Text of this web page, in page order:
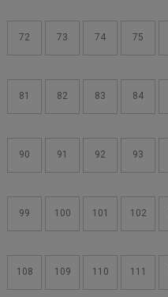
72 73 74 75
81 82 83 84
90 91 92 93
99 100 101 102
108 109 110 111